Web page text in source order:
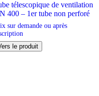
télescopique de ventilation
400 – 1er tube non perforé
sur demande ou après
le produit